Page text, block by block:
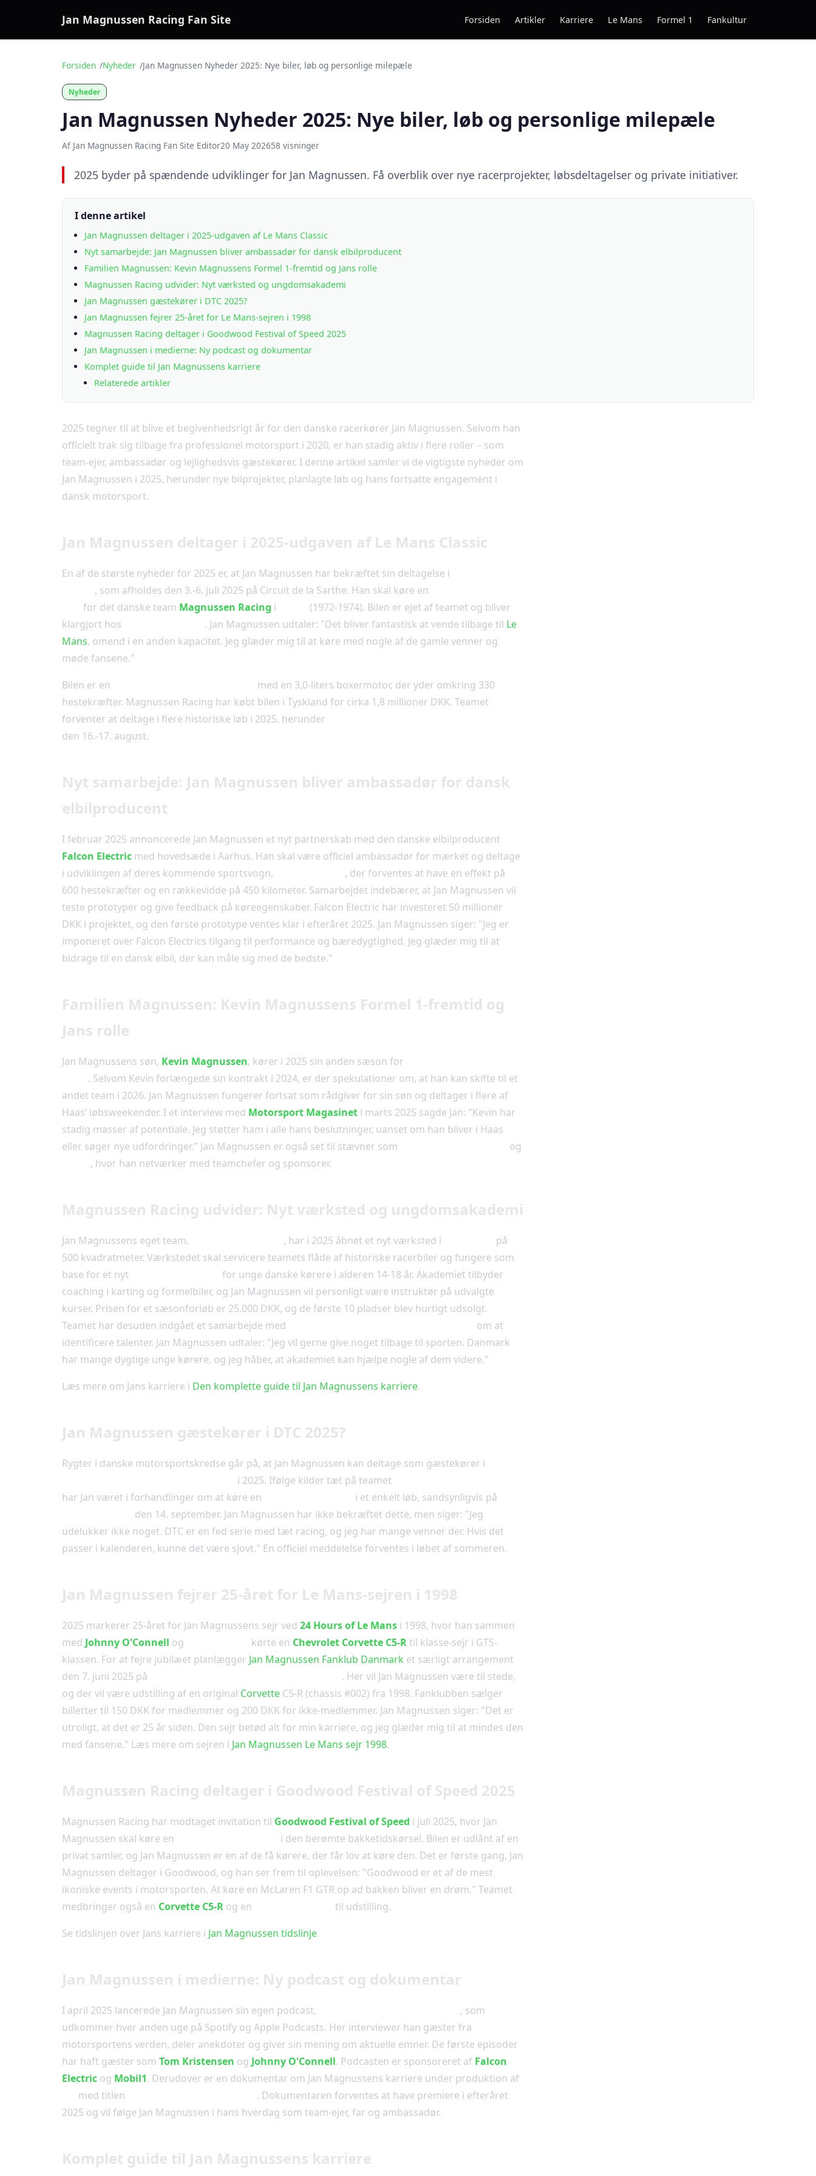
Jan Magnussen Racing Fan Site Forsiden Artikler Karriere Le Mans Formel 1 Fankultur
Forsiden Nyheder Jan Magnussen Nyheder 2025: Nye biler, løb og personlige milepæle
Nyheder
Jan Magnussen Nyheder 2025: Nye biler, løb og personlige milepæle
Af Jan Magnussen Racing Fan Site Editor20 May 202658 visninger
2025 byder på spændende udviklinger for Jan Magnussen. Få overblik over nye racerprojekter, løbsdeltagelser og private initiativer.
I denne artikel
Jan Magnussen deltager i 2025-udgaven af Le Mans Classic
Nyt samarbejde: Jan Magnussen bliver ambassadør for dansk elbilproducent
Familien Magnussen: Kevin Magnussens Formel 1-fremtid og Jans rolle
Magnussen Racing udvider: Nyt værksted og ungdomsakademi
Jan Magnussen gæstekører i DTC 2025?
Jan Magnussen fejrer 25-året for Le Mans-sejren i 1998
Magnussen Racing deltager i Goodwood Festival of Speed 2025
Jan Magnussen i medierne: Ny podcast og dokumentar
Komplet guide til Jan Magnussens karriere
Relaterede artikler
2025 tegner til at blive et begivenhedsrigt år for den danske racerkører Jan Magnussen. Selvom han
officielt trak sig tilbage fra professionel motorsport i 2020, er han stadig aktiv i flere roller – som
team-ejer, ambassadør og lejlighedsvis gæstekører. I denne artikel samler vi de vigtigste nyheder om
Jan Magnussen i 2025, herunder nye bilprojekter, planlagte løb og hans fortsatte engagement i
dansk motorsport.
Jan Magnussen deltager i 2025-udgaven af Le Mans Classic
En af de største nyheder for 2025 er, at Jan Magnussen har bekræftet sin deltagelse i
, som afholdes den 3.-6. juli 2025 på Circuit de la Sarthe. Han skal køre en
for det danske team Magnussen Racing i
(1972-1974). Bilen er ejet af teamet og bliver
klargjort hos
. Jan Magnussen udtaler: "Det bliver fantastisk at vende tilbage til Le
Mans, omend i en anden kapacitet. Jeg glæder mig til at køre med nogle af de gamle venner og
møde fansene."
Bilen er en
med en 3,0-liters boxermotor, der yder omkring 330
hestekræfter. Magnussen Racing har købt bilen i Tyskland for cirka 1,8 millioner DKK. Teamet
forventer at deltage i flere historiske løb i 2025, herunder
den 16.-17. august.
Nyt samarbejde: Jan Magnussen bliver ambassadør for dansk
elbilproducent
I februar 2025 annoncerede Jan Magnussen et nyt partnerskab med den danske elbilproducent
Falcon Electric med hovedsæde i Aarhus. Han skal være officiel ambassadør for mærket og deltage
i udviklingen af deres kommende sportsvogn,
, der forventes at have en effekt på
600 hestekræfter og en rækkevidde på 450 kilometer. Samarbejdet indebærer, at Jan Magnussen vil
teste prototyper og give feedback på køreegenskaber. Falcon Electric har investeret 50 millioner
DKK i projektet, og den første prototype ventes klar i efteråret 2025. Jan Magnussen siger: "Jeg er
imponeret over Falcon Electrics tilgang til performance og bæredygtighed. Jeg glæder mig til at
bidrage til en dansk elbil, der kan måle sig med de bedste."
Familien Magnussen: Kevin Magnussens Formel 1-fremtid og
Jans rolle
Jan Magnussens søn, Kevin Magnussen, kører i 2025 sin anden sæson for
. Selvom Kevin forlængede sin kontrakt i 2024, er der spekulationer om, at han kan skifte til et
andet team i 2026. Jan Magnussen fungerer fortsat som rådgiver for sin søn og deltager i flere af
Haas’ løbsweekender. I et interview med Motorsport Magasinet i marts 2025 sagde Jan: "Kevin har
stadig masser af potentiale. Jeg støtter ham i alle hans beslutninger, uanset om han bliver i Haas
eller søger nye udfordringer." Jan Magnussen er også set til stævner som
og
, hvor han netværker med teamchefer og sponsorer.
Magnussen Racing udvider: Nyt værksted og ungdomsakademi
Jan Magnussens eget team, , har i 2025 åbnet et nyt værksted i
på
500 kvadratmeter. Værkstedet skal servicere teamets flåde af historiske racerbiler og fungere som
base for et nyt
for unge danske kørere i alderen 14-18 år. Akademiet tilbyder
coaching i karting og formelbiler, og Jan Magnussen vil personligt være instruktør på udvalgte
kurser. Prisen for et sæsonforløb er 25.000 DKK, og de første 10 pladser blev hurtigt udsolgt.
Teamet har desuden indgået et samarbejde med
om at
identificere talenter. Jan Magnussen udtaler: "Jeg vil gerne give noget tilbage til sporten. Danmark
har mange dygtige unge kørere, og jeg håber, at akademiet kan hjælpe nogle af dem videre."
Læs mere om Jans karriere i Den komplette guide til Jan Magnussens karriere.
Jan Magnussen gæstekører i DTC 2025?
Rygter i danske motorsportskredse går på, at Jan Magnussen kan deltage som gæstekører i
i 2025. Ifølge kilder tæt på teamet
har Jan været i forhandlinger om at køre en
i et enkelt løb, sandsynligvis på
den 14. september. Jan Magnussen har ikke bekræftet dette, men siger: "Jeg
udelukker ikke noget. DTC er en fed serie med tæt racing, og jeg har mange venner der. Hvis det
passer i kalenderen, kunne det være sjovt." En officiel meddelelse forventes i løbet af sommeren.
Jan Magnussen fejrer 25-året for Le Mans-sejren i 1998
2025 markerer 25-året for Jan Magnussens sejr ved 24 Hours of Le Mans i 1998, hvor han sammen
med Johnny O'Connell og kørte en Chevrolet Corvette C5-Rtil klasse-sejr i GTS-
klassen. For at fejre jubilæet planlægger Jan Magnussen Fanklub Danmark et særligt arrangement
den 7. juni 2025 på
. Her vil Jan Magnussen være til stede,
og der vil være udstilling af en original Corvette C5-R (chassis #002) fra 1998. Fanklubben sælger
billetter til 150 DKK for medlemmer og 200 DKK for ikke-medlemmer. Jan Magnussen siger: "Det er
utroligt, at det er 25 år siden. Den sejr betød alt for min karriere, og jeg glæder mig til at mindes den
med fansene." Læs mere om sejren i Jan Magnussen Le Mans sejr 1998.
Magnussen Racing deltager i Goodwood Festival of Speed 2025
Magnussen Racing har modtaget invitation til Goodwood Festival of Speed i juli 2025, hvor Jan
Magnussen skal køre en
i den berømte bakketidskørsel. Bilen er udlånt af en
privat samler, og Jan Magnussen er en af de få kørere, der får lov at køre den. Det er første gang, Jan
Magnussen deltager i Goodwood, og han ser frem til oplevelsen: "Goodwood er et af de mest
ikoniske events i motorsporten. At køre en McLaren F1 GTR op ad bakken bliver en drøm." Teamet
medbringer også en Corvette C5-R og en
til udstilling.
Se tidslinjen over Jans karriere i Jan Magnussen tidslinje.
Jan Magnussen i medierne: Ny podcast og dokumentar
I april 2025 lancerede Jan Magnussen sin egen podcast,
, som
udkommer hver anden uge på Spotify og Apple Podcasts. Her interviewer han gæster fra
motorsportens verden, deler anekdoter og giver sin mening om aktuelle emner. De første episoder
har haft gæster som Tom Kristensen og Johnny O'Connell. Podcasten er sponsoreret af Falcon
Electric og Mobil1. Derudover er en dokumentar om Jan Magnussens karriere under produktion af
med titlen
. Dokumentaren forventes at have premiere i efteråret
2025 og vil følge Jan Magnussen i hans hverdag som team-ejer, far og ambassadør.
Komplet guide til Jan Magnussens karriere